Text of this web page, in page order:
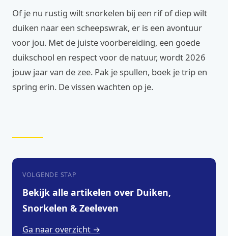
Of je nu rustig wilt snorkelen bij een rif of diep wilt
duiken naar een scheepswrak, er is een avontuur
voor jou. Met de juiste voorbereiding, een goede
duikschool en respect voor de natuur, wordt 2026
jouw jaar van de zee. Pak je spullen, boek je trip en
spring erin. De vissen wachten op je.
VOLGENDE STAP
Bekijk alle artikelen over Duiken,
Snorkelen & Zeeleven
Ga naar overzicht →